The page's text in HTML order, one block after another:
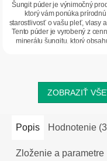
hviezdičiek.
Šungit púder je výnimočný
ktorý vám ponúka prírodnú
starostlivosť o vašu pleť, vlasy a
Tento púder je vyrobený z
minerálu šungitu, ktorý
ZOBRAZIŤ
Popis Hodnotenie
Zloženie a parametre